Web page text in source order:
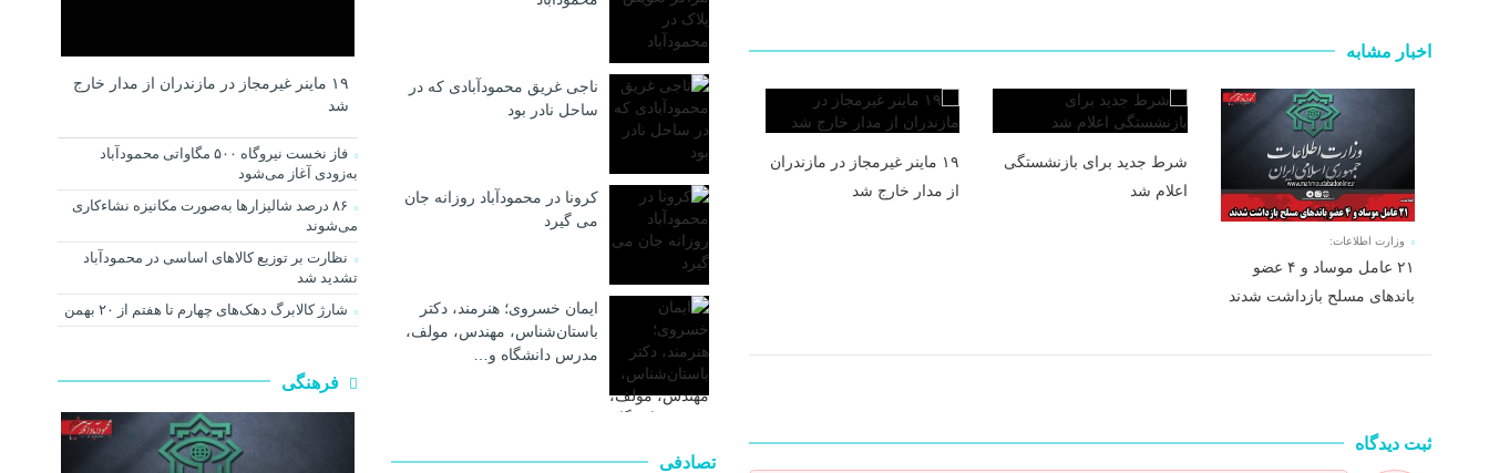
اخبار مشابه
وزارت اطلاعات:
۲۱ عامل موساد و ۴ عضو
باند‌های مسلح بازداشت شدند
شرط جدید برای بازنشستگی
اعلام شد
۱۹ ماینر غیرمجاز در مازندران
از مدار خارج شد
ثبت دیدگاه
ناجی غریق محمودآبادی که در
ساحل نادر بود
کرونا در محمودآباد روزانه جان
می گیرد
ایمان خسروی؛ هنرمند، دکتر
باستان‌شناس، مهندس، مولف،
مدرس دانشگاه و…
تصادفی
۱۹ ماینر غیرمجاز در مازندران از مدار خارج
شد
فاز نخست نیروگاه ۵۰۰ مگاواتی محمودآباد
به‌زودی آغاز می‌شود
۸۶ درصد شالیزارها به‌صورت مکانیزه نشاءکاری
می‌شوند
نظارت بر توزیع کالا‌های اساسی در محمودآباد
تشدید شد
شارژ کالابرگ دهک‌های چهارم تا هفتم از ۲۰ بهمن
فرهنگی